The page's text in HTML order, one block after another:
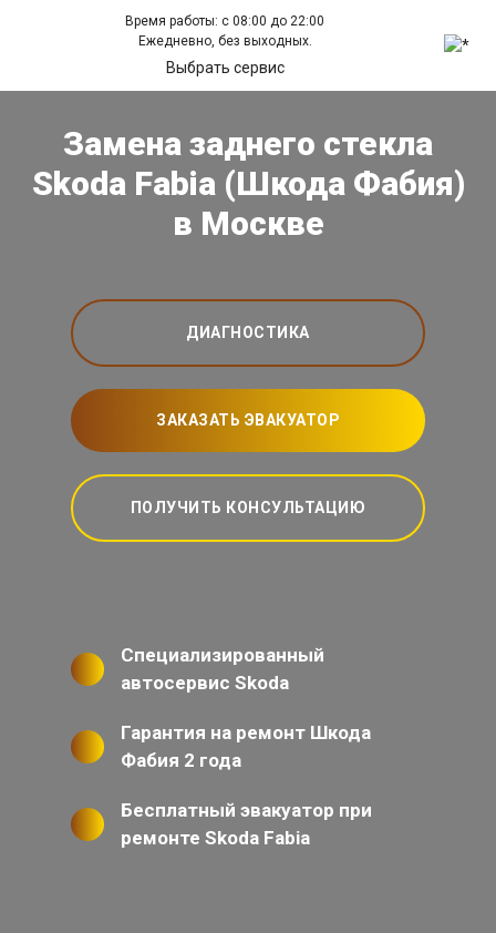
Время работы: с 08:00 до 22:00
Ежедневно, без выходных.
Выбрать сервис
Замена заднего стекла
Skoda Fabia (Шкода Фабия)
в Москве
ДИАГНОСТИКА
ЗАКАЗАТЬ ЭВАКУАТОР
ПОЛУЧИТЬ КОНСУЛЬТАЦИЮ
Специализированный
автосервис Skoda
Гарантия на ремонт Шкода
Фабия 2 года
Бесплатный эвакуатор при
ремонте Skoda Fabia